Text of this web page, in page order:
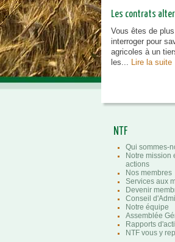
Les contrats
Vous êtes de
interroger pour
agricoles à un
les... Lire la suite
NTF
Qui sommes-
Notre mission
actions
Nos membres
Services aux
Devenir
Conseil
Notre équipe
Assemblée
Rapports
NTF vous y